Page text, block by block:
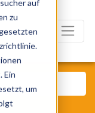
auf
zu
Ein
um
Zelte, Bands,